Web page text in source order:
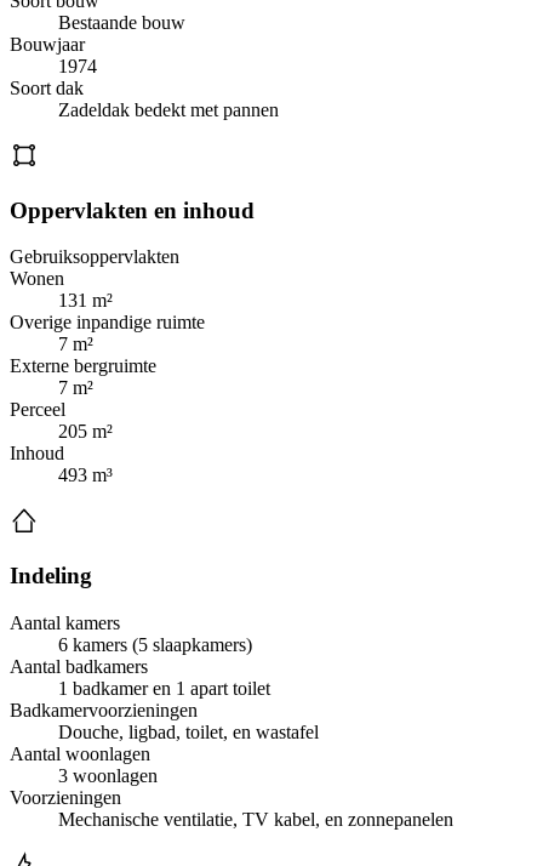
Bestaande bouw
Bouwjaar
1974
Soort dak
Zadeldak bedekt met pannen
Oppervlakten en inhoud
Gebruiksoppervlakten
Wonen
131 m²
Overige inpandige ruimte
7 m²
Externe bergruimte
7 m²
Perceel
205 m²
Inhoud
493 m³
Indeling
Aantal kamers
6 kamers (5 slaapkamers)
Aantal badkamers
1 badkamer en 1 apart toilet
Badkamervoorzieningen
Douche, ligbad, toilet, en wastafel
Aantal woonlagen
3 woonlagen
Voorzieningen
Mechanische ventilatie, TV kabel, en zonnepanelen